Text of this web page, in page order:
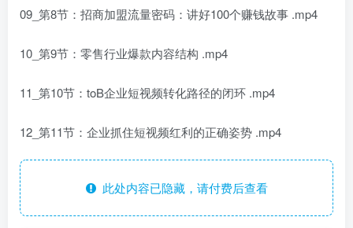
09_第8节：招商加盟流量密码：讲好100个赚钱故事 .mp4
10_第9节：零售行业爆款内容结构 .mp4
11_第10节：toB企业短视频转化路径的闭环 .mp4
12_第11节：企业抓住短视频红利的正确姿势 .mp4
此处内容已隐藏，请付费后查看